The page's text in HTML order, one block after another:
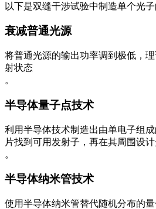
以下是双缝干涉试验中制造单个光子
衰减普通光源
将普通光源的输出功率调到极低，
射状态
。
半导体量子点技术
利用半导体技术制造出由单电子组
片找到可用发射子，再在其周围设
。
半导体纳米管技术
使用半导体纳米管替代随机分布的